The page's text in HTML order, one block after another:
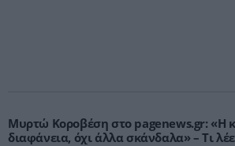
Μυρτώ Κοροβέση στο pagenews.gr: «Η
διαφάνεια, όχι άλλα σκάνδαλα» – Τι